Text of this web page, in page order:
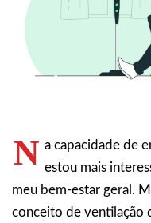
N a capacidade de
estou mais
meu bem-estar geral.
conceito de ventilação